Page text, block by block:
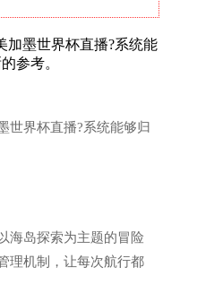
加墨世界杯直播?系统能
参考。
世界杯直播?系统能够归
海岛探索为主题的冒险
理机制，让每次航行都